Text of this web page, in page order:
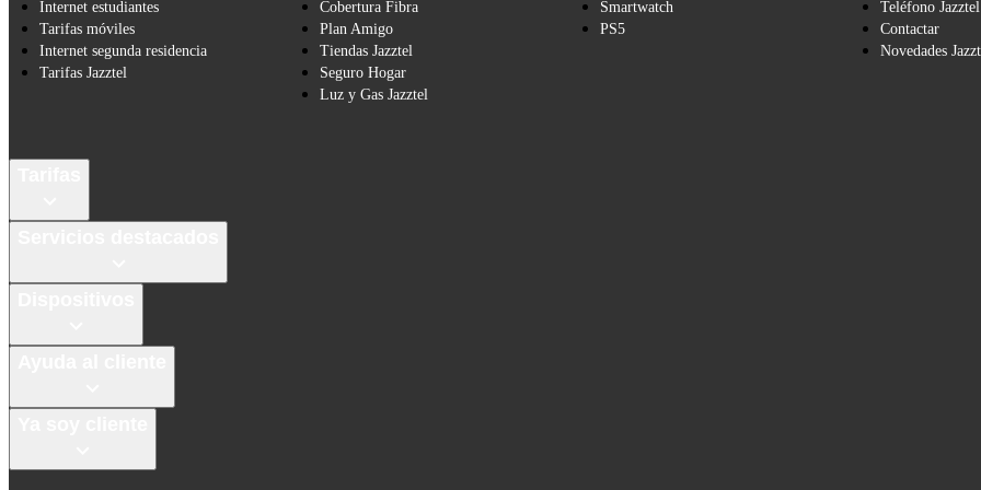
Internet estudiantes
Tarifas móviles
Internet segunda residencia
Tarifas Jazztel
Cobertura Fibra
Plan Amigo
Tiendas Jazztel
Seguro Hogar
Luz y Gas Jazztel
Smartwatch
PS5
Teléfono Jazztel
Contactar
Novedades